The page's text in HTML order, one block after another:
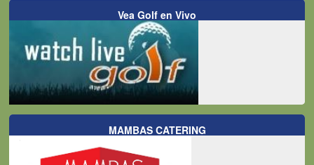
Vea Golf en Vivo
MAMBAS CATERING